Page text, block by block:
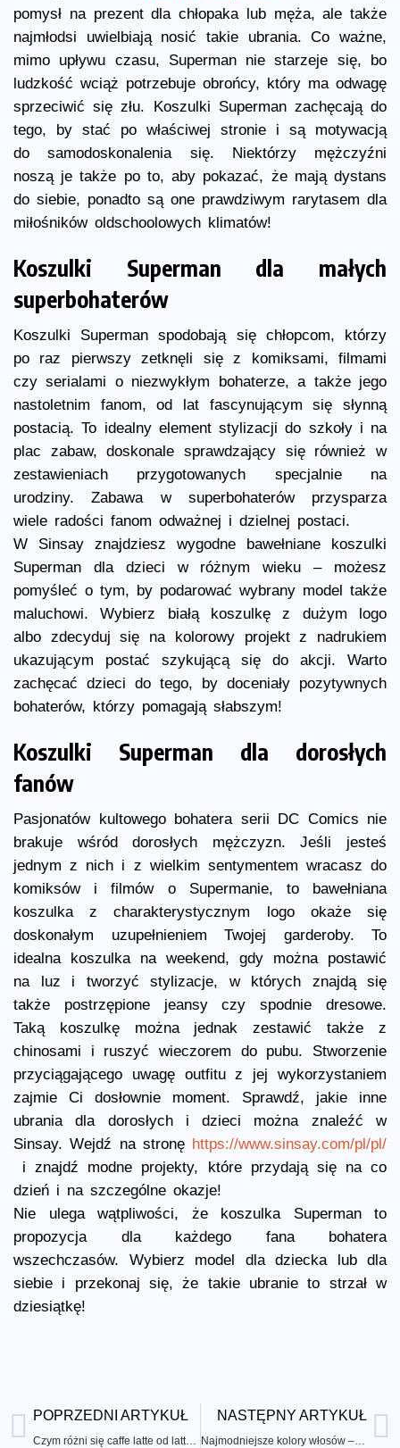
pomysł na prezent dla chłopaka lub męża, ale także
najmłodsi uwielbiają nosić takie ubrania. Co ważne,
mimo upływu czasu, Superman nie starzeje się, bo
ludzkość wciąż potrzebuje obrońcy, który ma odwagę
sprzeciwić się złu. Koszulki Superman zachęcają do
tego, by stać po właściwej stronie i są motywacją
do samodoskonalenia się. Niektórzy mężczyźni
noszą je także po to, aby pokazać, że mają dystans
do siebie, ponadto są one prawdziwym rarytasem dla
miłośników oldschoolowych klimatów!
Koszulki Superman dla małych
superbohaterów
Koszulki Superman spodobają się chłopcom, którzy
po raz pierwszy zetknęli się z komiksami, filmami
czy serialami o niezwykłym bohaterze, a także jego
nastoletnim fanom, od lat fascynującym się słynną
postacią. To idealny element stylizacji do szkoły i na
plac zabaw, doskonale sprawdzający się również w
zestawieniach przygotowanych specjalnie na
urodziny. Zabawa w superbohaterów przysparza
wiele radości fanom odważnej i dzielnej postaci.
W Sinsay znajdziesz wygodne bawełniane koszulki
Superman dla dzieci w różnym wieku – możesz
pomyśleć o tym, by podarować wybrany model także
maluchowi. Wybierz białą koszulkę z dużym logo
albo zdecyduj się na kolorowy projekt z nadrukiem
ukazującym postać szykującą się do akcji. Warto
zachęcać dzieci do tego, by doceniały pozytywnych
bohaterów, którzy pomagają słabszym!
Koszulki Superman dla dorosłych
fanów
Pasjonatów kultowego bohatera serii DC Comics nie
brakuje wśród dorosłych mężczyzn. Jeśli jesteś
jednym z nich i z wielkim sentymentem wracasz do
komiksów i filmów o Supermanie, to bawełniana
koszulka z charakterystycznym logo okaże się
doskonałym uzupełnieniem Twojej garderoby. To
idealna koszulka na weekend, gdy można postawić
na luz i tworzyć stylizacje, w których znajdą się
także postrzępione jeansy czy spodnie dresowe.
Taką koszulkę można jednak zestawić także z
chinosami i ruszyć wieczorem do pubu. Stworzenie
przyciągającego uwagę outfitu z jej wykorzystaniem
zajmie Ci dosłownie moment. Sprawdź, jakie inne
ubrania dla dorosłych i dzieci można znaleźć w
Sinsay. Wejdź na stronę https://www.sinsay.com/pl/pl/
i znajdź modne projekty, które przydają się na co
dzień i na szczególne okazje!
Nie ulega wątpliwości, że koszulka Superman to
propozycja dla każdego fana bohatera
wszechczasów. Wybierz model dla dziecka lub dla
siebie i przekonaj się, że takie ubranie to strzał w
dziesiątkę!
POPRZEDNI ARTYKUŁ
Czym różni się caffe latte od latte macchiato?
NASTĘPNY ARTYKUŁ
Najmodniejsze kolory włosów – sprawdź, na jakie odcienie warto zwrócić uwagę w tym sezonie